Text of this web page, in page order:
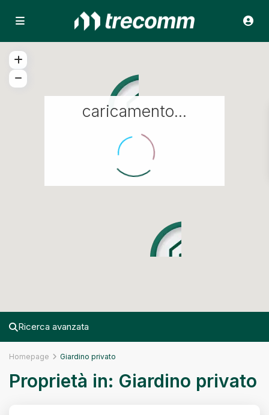
caricamento...
Ricerca avanzata
Homepage Giardino privato
Proprietà in: Giardino privato